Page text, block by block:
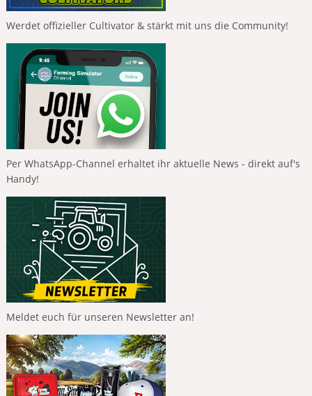
Werdet offizieller Cultivator & stärkt mit uns die Community!
Per WhatsApp-Channel erhaltet ihr aktuelle News - direkt auf's
Handy!
Meldet euch für unseren Newsletter an!